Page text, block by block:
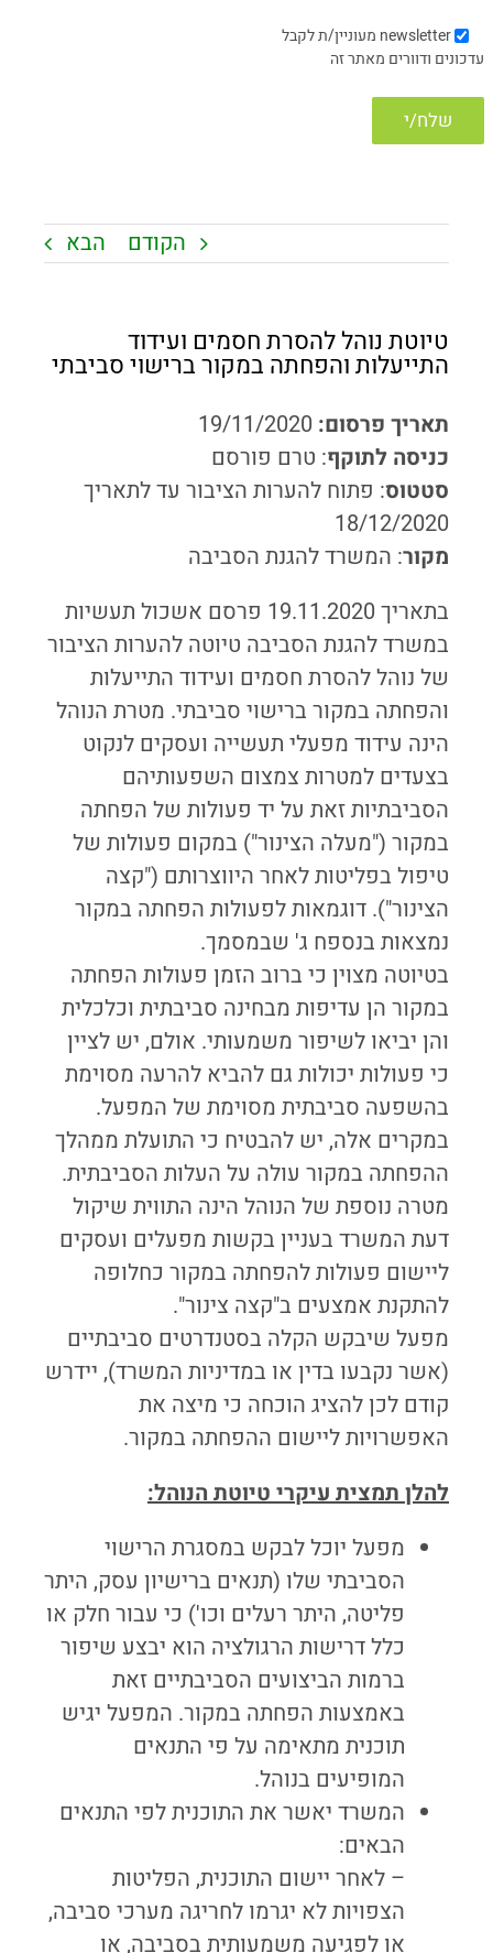
הקודם הבא
טיוטת נוהל להסרת חסמים ועידוד
התייעלות והפחתה במקור ברישוי סביבתי
תאריך פרסום: 19/11/2020
כניסה לתוקף: טרם פורסם
סטטוס: פתוח להערות הציבור עד לתאריך
18/12/2020
מקור: המשרד להגנת הסביבה
בתאריך 19.11.2020 פרסם אשכול תעשיות
במשרד להגנת הסביבה טיוטה להערות הציבור
של נוהל להסרת חסמים ועידוד התייעלות
והפחתה במקור ברישוי סביבתי. מטרת הנוהל
הינה עידוד מפעלי תעשייה ועסקים לנקוט
בצעדים למטרות צמצום השפעותיהם
הסביבתיות זאת על יד פעולות של הפחתה
במקור ("מעלה הצינור") במקום פעולות של
טיפול בפליטות לאחר היווצרותם ("קצה
הצינור"). דוגמאות לפעולות הפחתה במקור
נמצאות בנספח ג' שבמסמך.
בטיוטה מצוין כי ברוב הזמן פעולות הפחתה
במקור הן עדיפות מבחינה סביבתית וכלכלית
והן יביאו לשיפור משמעותי. אולם, יש לציין
כי פעולות יכולות גם להביא להרעה מסוימת
בהשפעה סביבתית מסוימת של המפעל.
במקרים אלה, יש להבטיח כי התועלת ממהלך
ההפחתה במקור עולה על העלות הסביבתית.
מטרה נוספת של הנוהל הינה התווית שיקול
דעת המשרד בעניין בקשות מפעלים ועסקים
ליישום פעולות להפחתה במקור כחלופה
להתקנת אמצעים ב"קצה צינור".
מפעל שיבקש הקלה בסטנדרטים סביבתיים
(אשר נקבעו בדין או במדיניות המשרד), יידרש
קודם לכן להציג הוכחה כי מיצה את
האפשרויות ליישום ההפחתה במקור.
להלן תמצית עיקרי טיוטת הנוהל:
מפעל יוכל לבקש במסגרת הרישוי
הסביבתי שלו (תנאים ברישיון עסק, היתר
פליטה, היתר רעלים וכו') כי עבור חלק או
כלל דרישות הרגולציה הוא יבצע שיפור
ברמות הביצועים הסביבתיים זאת
באמצעות הפחתה במקור. המפעל יגיש
תוכנית מתאימה על פי התנאים
המופיעים בנוהל.
המשרד יאשר את התוכנית לפי התנאים
הבאים:
– לאחר יישום התוכנית, הפליטות
הצפויות לא יגרמו לחריגה מערכי סביבה,
או לפגיעה משמעותית בסביבה, או
newsletter מעוניין/ת לקבל
עדכונים ודוורים מאתר זה